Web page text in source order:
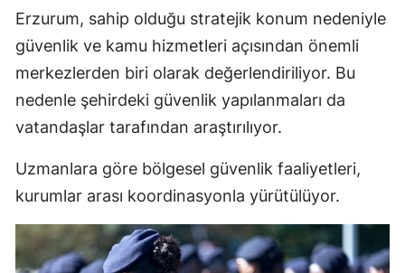
Erzurum, sahip olduğu stratejik konum nedeniyle
güvenlik ve kamu hizmetleri açısından önemli
merkezlerden biri olarak değerlendiriliyor. Bu
nedenle şehirdeki güvenlik yapılanmaları da
vatandaşlar tarafından araştırılıyor.
Uzmanlara göre bölgesel güvenlik faaliyetleri,
kurumlar arası koordinasyonla yürütülüyor.